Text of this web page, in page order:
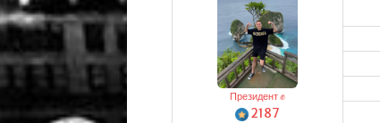
Президент ✊
2187